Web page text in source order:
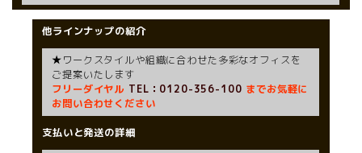
他ラインナップの紹介
★ワークスタイルや組織に合わせた多彩なオフィスを
ご提案いたします
フリーダイヤル TEL：0120-356-100 までお気軽に
お問い合わせください
支払いと発送の詳細